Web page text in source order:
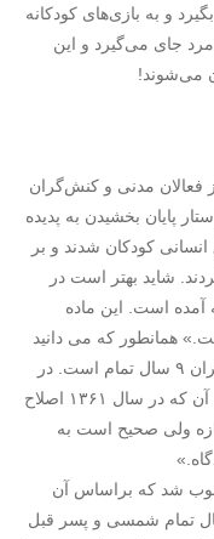
و به بازی‌های کودکانه
جای می‌گیرد و این
می‌شوند!
فعالان مدنی و کنش‌گران
پایان بخشیدن به پدیده
کودکان شدند و بر
تاکید کردند. شاید بهتر است در
قانون مدنی چه آمده است. این ماده
همانطور که می دانید
سن بلوغ برای پسران ۱۵ سال تمام و در دختران ۹ سال تمام است. در
ماده ۱۰۴۱، تبصره ای وجود دارد که براساس آن که در سال ۱۳۶۱ اصلاح
ولی صحیح است به
دوباره مصوب شد که براساس آن
دختر قبل از رسیدن به سن ۱۳ سال تمام شمسی و پسر قبل